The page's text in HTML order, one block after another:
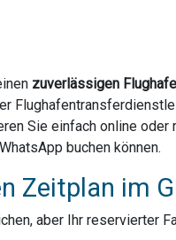
zuverlässigen
Sie einfach online oder
buchen können.
Zeitplan im
aber Ihr reservierter